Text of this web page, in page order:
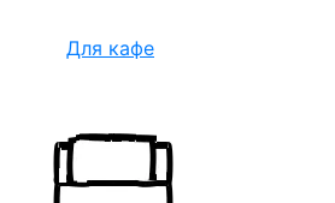
Для кафе